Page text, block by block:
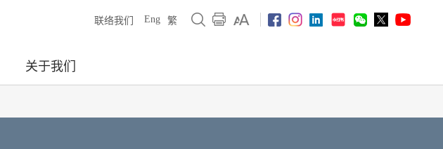
联络我们 Eng 繁
关于我们